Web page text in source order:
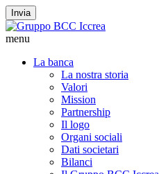
Invia
menu
La banca
La nostra storia
Valori
Mission
Partnership
Il logo
Organi sociali
Dati societari
Bilanci